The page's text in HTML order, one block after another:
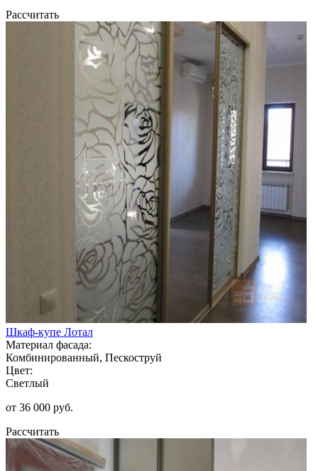
Рассчитать
Шкаф-купе Лотал
Материал фасада:
Комбинированный, Пескоструй
Цвет:
Светлый
от 36 000 руб.
Рассчитать